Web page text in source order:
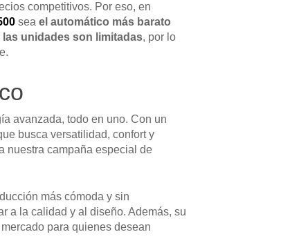
competitivos. Por eso, en
sea el automático más barato
las unidades son limitadas, por lo
avanzada, todo en uno. Con un
busca versatilidad, confort y
nuestra campaña especial de
más cómoda y sin
a la calidad y al diseño. Además, su
para quienes desean